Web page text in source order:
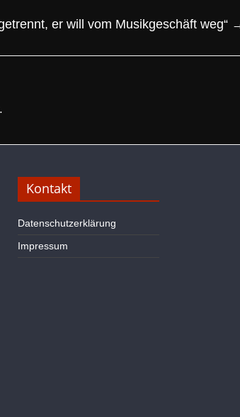
er will vom Musikgeschäft weg“
Kontakt
Datenschutzerklärung
Impressum